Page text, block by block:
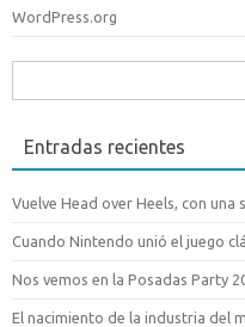
WordPress.org
Entradas recientes
Vuelve Head over Heels, con una
Cuando Nintendo unió el juego
Nos vemos en la Posadas Party
El nacimiento de la industria del